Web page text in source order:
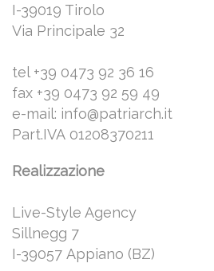
I-39019 Tirolo
Via Principale 32
tel +39 0473 92 36 16
fax +39 0473 92 59 49
e-mail: info@patriarch.it
Part.IVA 01208370211
Realizzazione
Live-Style Agency
Sillnegg 7
I-39057 Appiano (BZ)